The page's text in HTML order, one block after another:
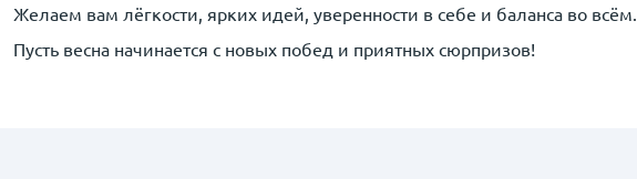
Желаем вам лёгкости, ярких идей, уверенности в себе и баланса во всём.
Пусть весна начинается с новых побед и приятных сюрпризов!